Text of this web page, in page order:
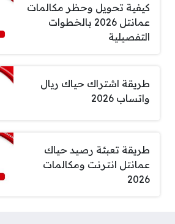
كيفية تحويل وحظر مكالمات
عمانتل 2026 بالخطوات
التفصيلية
طريقة اشتراك حياك ريال
واتساب 2026
طريقة تعبئة رصيد حياك
عمانتل انترنت ومكالمات
2026